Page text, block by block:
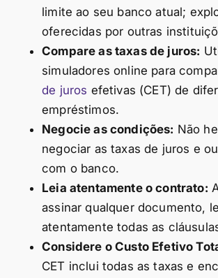
limite ao seu banco atual;
oferecidas por outras
Compare as taxas de juros:
simuladores online para
de juros efetivas (CET) de
empréstimos.
Negocie as condições: Não
negociar as taxas de juros e
com o banco.
Leia atentamente o contrato:
assinar qualquer documento,
atentamente todas as
Considere o Custo Efetivo
CET inclui todas as taxas e